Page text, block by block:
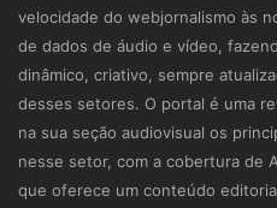
velocidade do webjornalismo às
de dados de áudio e vídeo,
dinâmico, criativo, sempre
desses setores. O portal é uma
na sua seção audiovisual os
nesse setor, com a cobertura de
que oferece um conteúdo